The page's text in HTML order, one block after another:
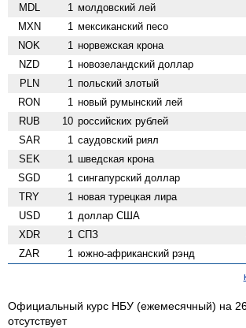
MDL 1 молдовский лей
MXN 1 мексиканский песо
NOK 1 норвежская крона
NZD 1 ново­зеландский доллар
PLN 1 польский злотый
RON 1 новый румынский лей
RUB 10 российских рублей
SAR 1 саудовский риял
SEK 1 шведская крона
SGD 1 сингапурский доллар
TRY 1 новая турецкая лира
USD 1 доллар США
XDR 1 СПЗ
ZAR 1 южно-африканский рэнд
Официальный курс НБУ (ежемесячный) на
отсутствует